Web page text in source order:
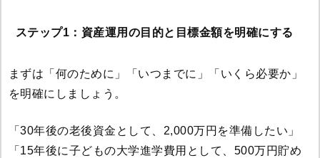
ステップ1：資産運用の目的と目標金額を明確にする
まずは「何のために」「いつまでに」「いくら必要か」
を明確にしましょう。
「30年後の老後資金として、2,000万円を準備したい」
「15年後に子どもの大学進学費用として、500万円貯め